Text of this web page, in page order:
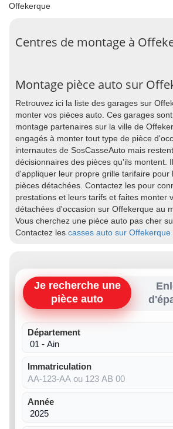
Offekerque
Centres de montage à
Montage pièce auto sur
Retrouvez ici la liste des garages sur
monter vos pièces auto. Ces garages
montage partenaires sur la ville de
engagés à monter tout type de pièce
internautes de SosCasseAuto mais
décisionnaires des pièces qu'ils montent.
d'appliquer leur propre grille tarifaire pour
pièces détachées. Contactez les pour
prestations et leurs tarifs et faites monter
détachées d'occasion sur Offekerque au
Vous cherchez une pièce auto pas cher
Contactez les casses auto sur Offekerque
Je recherche une
pièce auto
Département
Immatriculation
Année